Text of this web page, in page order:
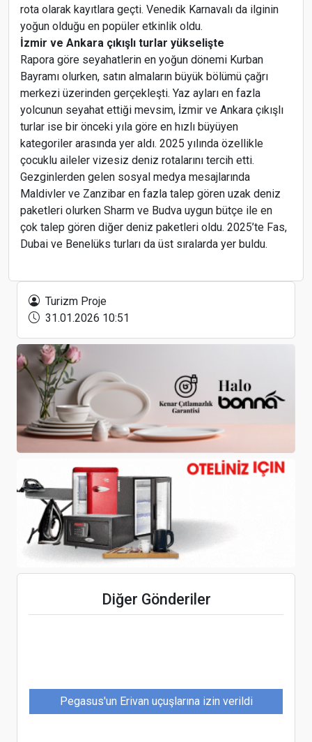
rota olarak kayıtlara geçti. Venedik Karnavalı da ilginin
yoğun olduğu en popüler etkinlik oldu.
İzmir ve Ankara çıkışlı turlar yükselişte
Rapora göre seyahatlerin en yoğun dönemi Kurban
Bayramı olurken, satın almaların büyük bölümü çağrı
merkezi üzerinden gerçekleşti. Yaz ayları en fazla
yolcunun seyahat ettiği mevsim, İzmir ve Ankara çıkışlı
turlar ise bir önceki yıla göre en hızlı büyüyen
kategoriler arasında yer aldı. 2025 yılında özellikle
çocuklu aileler vizesiz deniz rotalarını tercih etti.
Gezginlerden gelen sosyal medya mesajlarında
Maldivler ve Zanzibar en fazla talep gören uzak deniz
paketleri olurken Sharm ve Budva uygun bütçe ile en
çok talep gören diğer deniz paketleri oldu. 2025’te Fas,
Dubai ve Benelüks turları da üst sıralarda yer buldu.
Turizm Proje
31.01.2026 10:51
Diğer Gönderiler
Grubu” Kategorisinde Ödüle Layık Görüldü
‘Turizm adına önemli ve güzel bir gelişme’
2026'da Turizm Rüzgarı, Güvenlik ve Kalite Odaklı
Esecek
başlatıyor
Pegasus'un Erivan uçuşlarına izin verildi